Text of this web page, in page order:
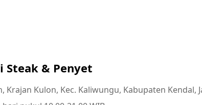
Steak & Penyet
Krajan Kulon, Kec. Kaliwungu, Kabupaten Kendal,